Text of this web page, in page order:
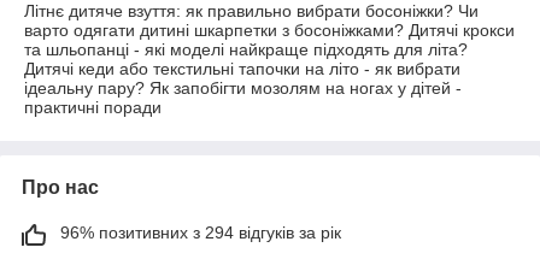
Літнє дитяче взуття: як правильно вибрати босоніжки? Чи
варто одягати дитині шкарпетки з босоніжками? Дитячі крокси
та шльопанці - які моделі найкраще підходять для літа?
Дитячі кеди або текстильні тапочки на літо - як вибрати
ідеальну пару? Як запобігти мозолям на ногах у дітей -
практичні поради
Про нас
96% позитивних з 294 відгуків за рік